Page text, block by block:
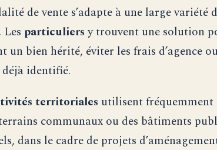
de vente s’adapte à une large variété
particuliersy trouvent une solution
un bien hérité, éviter les frais d’agence
identifié.
territoriales utilisent fréquemment
communaux ou des bâtiments
dans le cadre de projets